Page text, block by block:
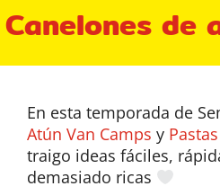
Canelones de
En esta temporada de
Atún Van Camps y
traigo ideas fáciles,
demasiado ricas